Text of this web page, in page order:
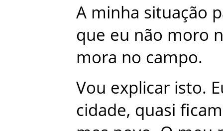
A minha situação
que eu não moro
mora no campo.
Vou explicar isto.
cidade, quasi ficam